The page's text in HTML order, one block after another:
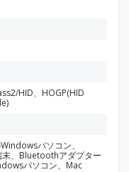
HID、HOGP(HID
パソコン、
、Bluetoothアダプター
パソコン、Mac